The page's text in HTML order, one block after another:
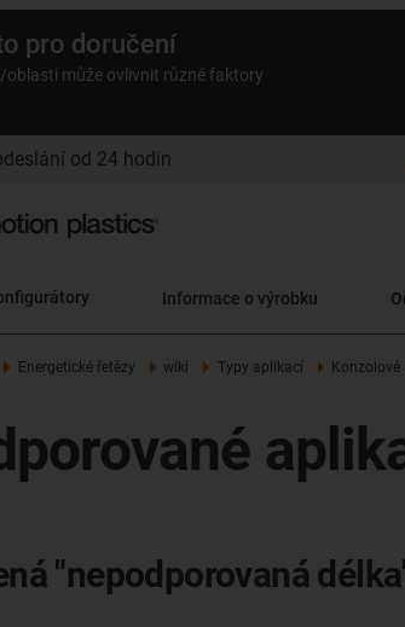
pro doručení
oblasti může ovlivnit různé faktory
od 24 hodin
Informace o výrobku
Energetické řetězy wiki Typy aplikací Konzolové
"nepodporovaná